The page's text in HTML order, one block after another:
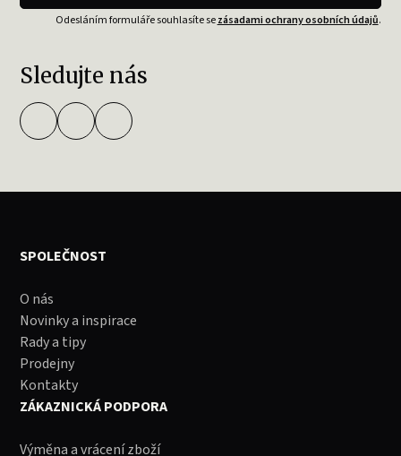
Odesláním formuláře souhlasíte sezásadami ochrany osobních údajů.
Sledujte nás
SPOLEČNOST
O nás
Novinky a inspirace
Rady a tipy
Prodejny
Kontakty
ZÁKAZNICKÁ PODPORA
Výměna a vrácení zboží